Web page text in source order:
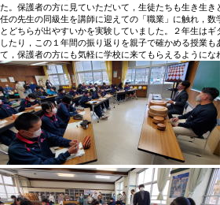
た。保護者の方に見ていただいて，生徒たちも生き生き
任の先生の同級生を講師に迎えての「職業」に触れ，数
とどちらが出やすいかを実験していました。２年生は
したり，この１年間の振り返りを親子で確かめる授業
て，保護者の方にも気軽に学校に来てもらえるようにな